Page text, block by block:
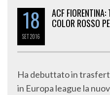
18
SET2016
ACF
COLOR ROSSO
Ha debuttato in
in Europa league la